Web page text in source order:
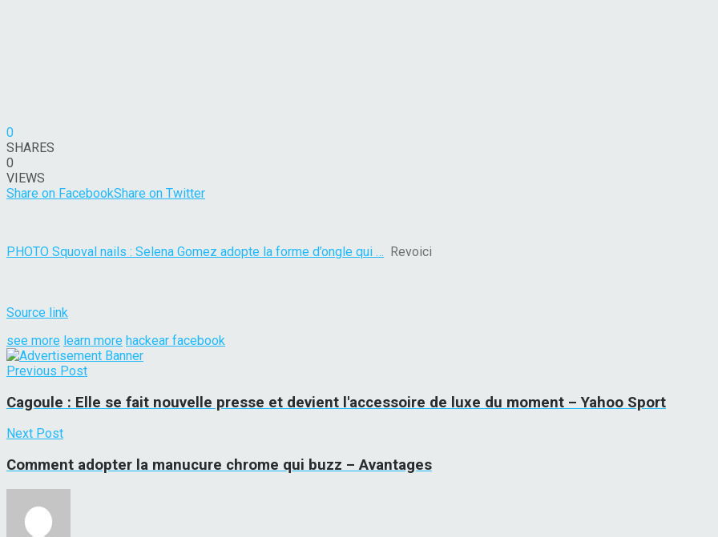
0
SHARES
0
VIEWS
Share on FacebookShare on Twitter
PHOTO Squoval nails : Selena Gomez adopte la forme d’ongle qui … Revoici
Source link
see more learn more hackear facebook
Previous Post
Cagoule : Elle se fait nouvelle presse et devient l'accessoire de luxe du moment – Yahoo Sport
Next Post
Comment adopter la manucure chrome qui buzz – Avantages